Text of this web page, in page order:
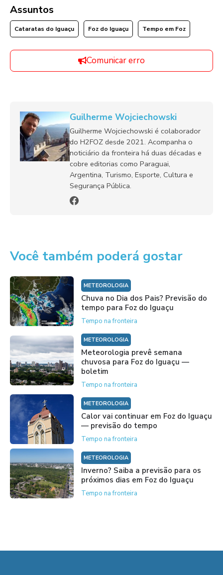
Assuntos
Cataratas do Iguaçu Foz do Iguaçu Tempo em Foz
Comunicar erro
Guilherme Wojciechowski
Guilherme Wojciechowski é colaborador
do H2FOZ desde 2021. Acompanha o
noticiário da fronteira há duas décadas e
cobre editorias como Paraguai,
Argentina, Turismo, Esporte, Cultura e
Segurança Pública.
Você também poderá gostar
METEOROLOGIA
Chuva no Dia dos Pais? Previsão do
tempo para Foz do Iguaçu
Tempo na fronteira
METEOROLOGIA
Meteorologia prevê semana
chuvosa para Foz do Iguaçu —
boletim
Tempo na fronteira
METEOROLOGIA
Calor vai continuar em Foz do Iguaçu
— previsão do tempo
Tempo na fronteira
METEOROLOGIA
Inverno? Saiba a previsão para os
próximos dias em Foz do Iguaçu
Tempo na fronteira